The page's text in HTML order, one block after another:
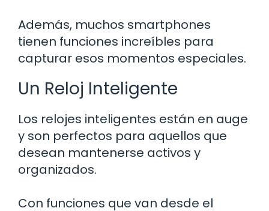
Además, muchos smartphones
tienen funciones increíbles para
capturar esos momentos especiales.
Un Reloj Inteligente
Los relojes inteligentes están en auge
y son perfectos para aquellos que
desean mantenerse activos y
organizados.
Con funciones que van desde el